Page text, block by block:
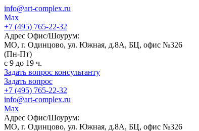
info@art-complex.ru
Max
+7 (495) 765-22-32
Адрес Офис/Шоурум:
МО, г. Одинцово, ул. Южная, д.8А, БЦ, офис №326
(Пн-Пт)
с 9 до 19 ч.
Задать вопрос консультанту
Задать вопрос
+7 (495) 765-22-32
info@art-complex.ru
Max
Адрес Офис/Шоурум:
МО, г. Одинцово, ул. Южная, д.8А, БЦ, офис №326